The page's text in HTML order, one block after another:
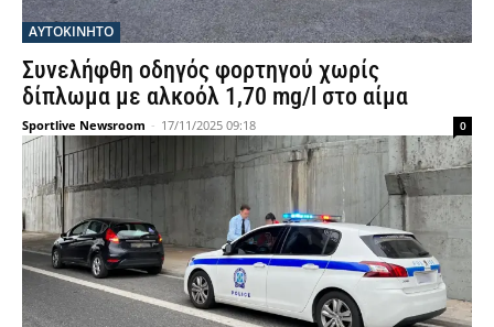
ΑΥΤΟΚΙΝΗΤΟ
Συνελήφθη οδηγός φορτηγού χωρίς
δίπλωμα με αλκοόλ 1,70 mg/l στο αίμα
Sportlive Newsroom - 17/11/2025 09:18 0